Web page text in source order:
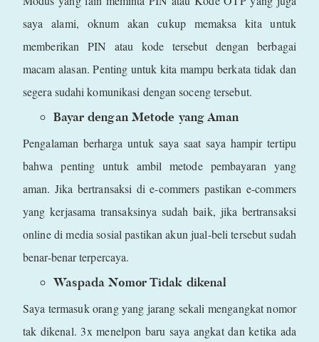
saya alami, oknum akan cukup memaksa kita untuk
memberikan PIN atau kode tersebut dengan berbagai
macam alasan. Penting untuk kita mampu berkata tidak dan
segera sudahi komunikasi dengan soceng tersebut.
Bayar dengan Metode yang Aman
Pengalaman berharga untuk saya saat saya hampir tertipu
bahwa penting untuk ambil metode pembayaran yang
aman. Jika bertransaksi di e-commers pastikan e-commers
yang kerjasama transaksinya sudah baik, jika bertransaksi
online di media sosial pastikan akun jual-beli tersebut sudah
benar-benar terpercaya.
Waspada Nomor Tidak dikenal
Saya termasuk orang yang jarang sekali mengangkat nomor
tak dikenal. 3x menelpon baru saya angkat dan ketika ada